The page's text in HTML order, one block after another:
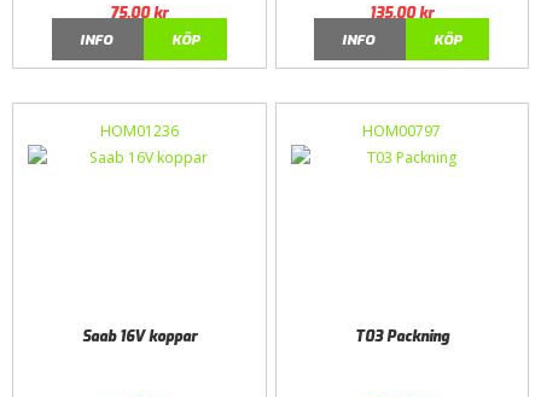
75,00kr
INFO
KÖP
135,00kr
INFO
KÖP
HOM01236
Saab 16V koppar
HOM00797
T03 Packning